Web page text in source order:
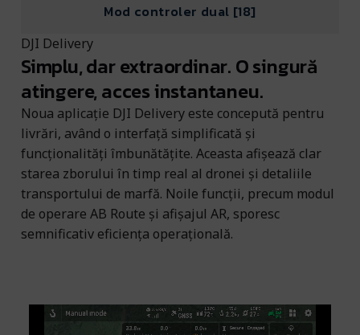
Mod controler dual [18]
DJI Delivery
Simplu, dar extraordinar. O singură
atingere, acces instantaneu.
Noua aplicație DJI Delivery este concepută pentru
livrări, având o interfață simplificată și
funcționalități îmbunătățite. Aceasta afișează clar
starea zborului în timp real al dronei și detaliile
transportului de marfă. Noile funcții, precum modul
de operare AB Route și afișajul AR, sporesc
semnificativ eficiența operațională.